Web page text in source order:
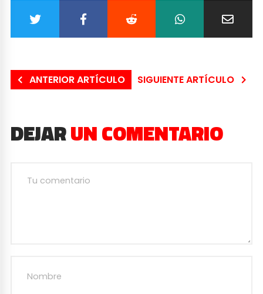
ANTERIOR ARTÍCULO SIGUIENTE ARTÍCULO
DEJARUN COMENTARIO